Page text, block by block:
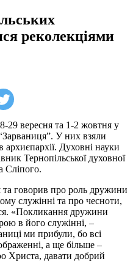
реколекціями
29 вересня та 1-2 жовтня у
У них взяли
архиєпархії. Духовні науки
Тернопільської духовної
Сліпого.
говорив про роль дружини
служінні та про чесноти,
«Покликання дружини
в його служінні, –
ми прибули, бо всі
а ще більше –
Христа, давати добрий